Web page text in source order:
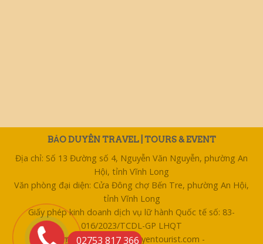
BẢO DUYÊN TRAVEL | TOURS & EVENT
Địa chỉ: Số 13 Đường số 4, Nguyễn Văn Nguyễn, phường An
Hội, tỉnh Vĩnh Long
Văn phòng đại diện: Cửa Đông chợ Bến Tre, phường An Hội,
tỉnh Vĩnh Long
Giấy phép kinh doanh dịch vụ lữ hành Quốc tế số: 83-
016/2023/TCDL-GP LHQT
Email: bentre@baoduyentourist.com -
02753 817 366